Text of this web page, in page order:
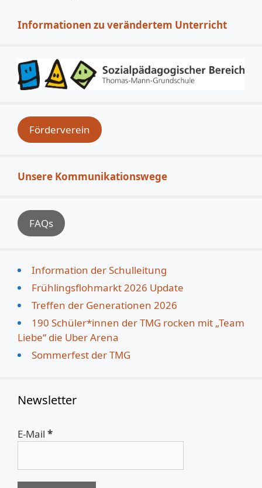
Informationen zu verändertem Unterricht
Förderverein
Unsere Kommunikationswege
FAQs
Information der Schulleitung
Frühlingsflohmarkt 2026 Update
Treffen der Generationen 2026
190 Schüler*innen der TMG rocken mit „Team
Liebe“ die Uber Arena
Sommerfest der TMG
Newsletter
E-Mail *